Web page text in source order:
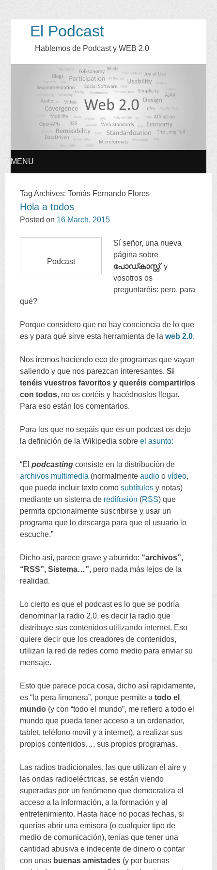
El Podcast
Hablemos de Podcast y WEB 2.0
MENU
TO
Tag Archives:Tomás Fernando Flores
Hola a todos
Posted on 16 March, 2015
Podcast
Sí señor, una nueva
página sobre
പോഡ്കാസ്റ്റ്,y
vosotros os
preguntaréis: pero, para
qué?
Porque considero que no hay conciencia de lo que
es y para qué sirve esta herramienta de la web 2.0.
Nos iremos haciendo eco de programas que vayan
saliendo y que nos parezcan interesantes.Si
tenéis vuestros favoritos y queréis compartirlos
con todos, no os cortéis y hacédnoslos llegar.
Para eso están los comentarios.
Para los que no sepáis que es un podcast os dejo
la definición de la Wikipedia sobre el asunto:
“El podcasting consiste en la distribución de
archivos multimedia (normalmente audio o vídeo,
que puede incluir texto como subtítulos y notas)
mediante un sistema de redifusión (RSS)que
permita opcionalmente suscribirse y usar un
programa que lo descarga para que el usuario lo
escuche.”
Dicho así, parece grave y aburrido: “archivos”,
“ RSS”,Sistema…”, pero nada más lejos de la
realidad.
Lo cierto es que el podcast es lo que se podría
denominar la radio 2.0,es decir la radio que
distribuye sus contenidos utilizando internet. Eso
quiere decir que los creadores de contenidos,
utilizan la red de redes como medio para enviar su
mensaje.
Esto que parece poca cosa,dicho así rapidamente,
es “ la pera limonera”, porque permite a todo el
mundo (y con “todo el mundo”, me refiero a todo el
mundo que pueda tener acceso a un ordenador,
tablet,teléfono movil y a internet),a realizar sus
propios contenidos…,sus propios programas.
Las radios tradicionales, las que utilizan el aire y
las ondas radioeléctricas,se están viendo
superadas por un fenómeno que democratiza el
acceso a la información,a la formación y al
entretenimiento. Hasta hace no pocas fechas,si
querías abrir una emisora (o cualquier tipo de
medio de comunicación),tenías que tener una
cantidad abusiva e indecente de dinero o contar
con unas buenas amistades (y por buenas